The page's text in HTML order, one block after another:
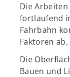
Die
fortlaufend
Fahrbahn
Faktoren
Die
Bauen und